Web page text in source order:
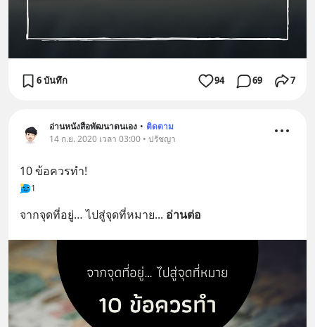
6 บันทึก 94 69 7
อ่านหนังสือพัฒนาตนเอง • ติดตาม
14 ก.ย. 2020 เวลา 03:00 • ปรัชญา
10 ข้อควรทำ!
1
จากจุดที่อยู่… ไปสู่จุดที่หมาย... อ่านต่อ